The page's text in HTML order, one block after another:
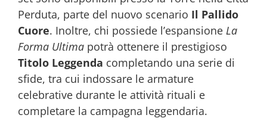
Perduta, parte del nuovo scenario Il Pallido
Cuore. Inoltre, chi possiede l’espansione La
Forma Ultima potrà ottenere il prestigioso
Titolo Leggenda completando una serie di
sfide, tra cui indossare le armature
celebrative durante le attività rituali e
completare la campagna leggendaria.